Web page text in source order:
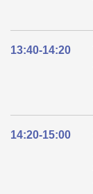
13:40-14:20
14:20-15:00